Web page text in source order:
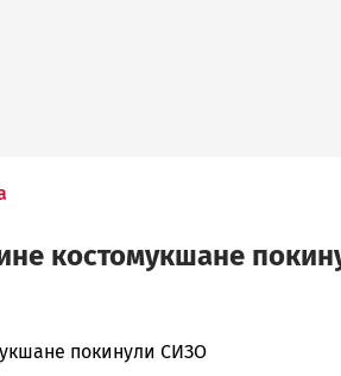
костомукшане
покинули СИЗО